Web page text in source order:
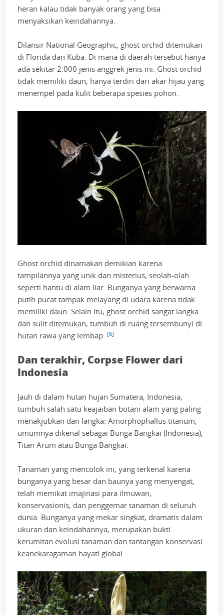
heran kalau tidak banyak orang yang bisa
menyaksikan keindahannya.
Dilansir National Geographic, ghost orchid ditemukan
di Florida dan Kuba. Di mana di daerah tersebut hanya
ada sekitar 2.000 jenis anggrek jenis ini. Ghost orchid
tidak memiliki daun, hanya terdiri dari akar hijau yang
menempel pada kulit beberapa spesies pohon.
Ghost orchid dinamakan demikian karena
tampilannya yang unik dan misterius, seolah-olah
seperti hantu di alam liar. Bunganya yang berwarna
putih pucat tampak melayang di udara karena tidak
memiliki daun. Selain itu, ghost orchid sangat langka
dan sulit ditemukan, tumbuh di ruang tersembunyi di
hutan rawa yang lembap.[6]
Dan terakhir, Corpse Flower dari
Indonesia
Jauh di dalam hutan hujan Sumatera, Indonesia,
tumbuh salah satu keajaiban botani alam yang paling
menakjubkan dan langka: Amorphophallus titanum,
umumnya dikenal sebagai Bunga Bangkai (Indonesia),
Titan Arum atau Bunga Bangkai.
Tanaman yang mencolok ini, yang terkenal karena
bunganya yang besar dan baunya yang menyengat,
telah memikat imajinasi para ilmuwan,
konservasionis, dan penggemar tanaman di seluruh
dunia. Bunganya yang mekar singkat, dramatis dalam
ukuran dan keindahannya, merupakan bukti
kerumitan evolusi tanaman dan tantangan konservasi
keanekaragaman hayati global.